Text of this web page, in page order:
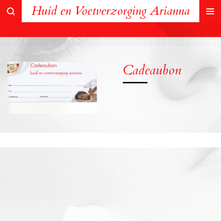
Ga
de
hoofdinhoud
Huid en Voetverzorging Arianna
Cadeaubon